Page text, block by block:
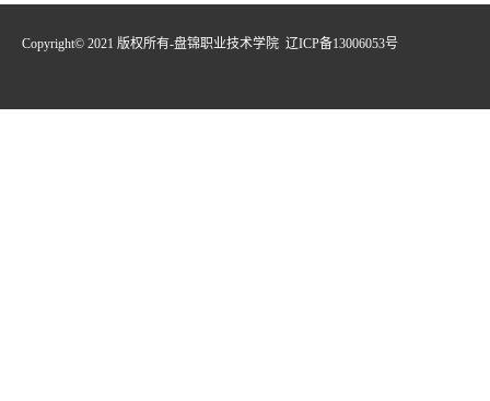
Copyright© 2021 版权所有-盘锦职业技术学院 辽ICP备13006053号